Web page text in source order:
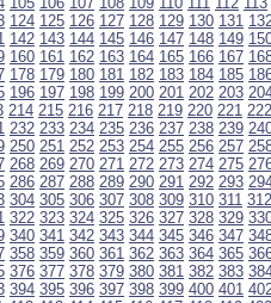
124 125 126 127 128 129 130 131
142 143 144 145 146 147 148 149
160 161 162 163 164 165 166 167
178 179 180 181 182 183 184 185
196 197 198 199 200 201 202 203
214 215 216 217 218 219 220 221 222
232 233 234 235 236 237 238 239
250 251 252 253 254 255 256 257
268 269 270 271 272 273 274 275
286 287 288 289 290 291 292 293
304 305 306 307 308 309 310 311 312
322 323 324 325 326 327 328 329
340 341 342 343 344 345 346 347
358 359 360 361 362 363 364 365
376 377 378 379 380 381 382 383
394 395 396 397 398 399 400 401